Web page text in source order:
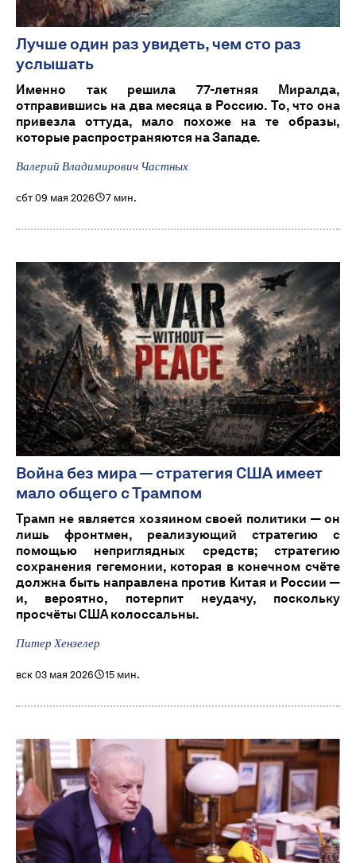
Лучше один раз увидеть, чем сто раз
услышать
Именно так решила 77-летняя Миралда,
отправившись на два месяца в Россию. То, что она
привезла оттуда, мало похоже на те образы,
которые распространяются на Западе.
Валерий Владимирович Частных
сбт 09 мая 2026 7 мин.
Война без мира — стратегия США имеет
мало общего с Трампом
Трамп не является хозяином своей политики — он
лишь фронтмен, реализующий стратегию с
помощью неприглядных средств; стратегию
сохранения гегемонии, которая в конечном счёте
должна быть направлена против Китая и России —
и, вероятно, потерпит неудачу, поскольку
просчёты США колоссальны.
Питер Хензелер
вск 03 мая 2026 15 мин.